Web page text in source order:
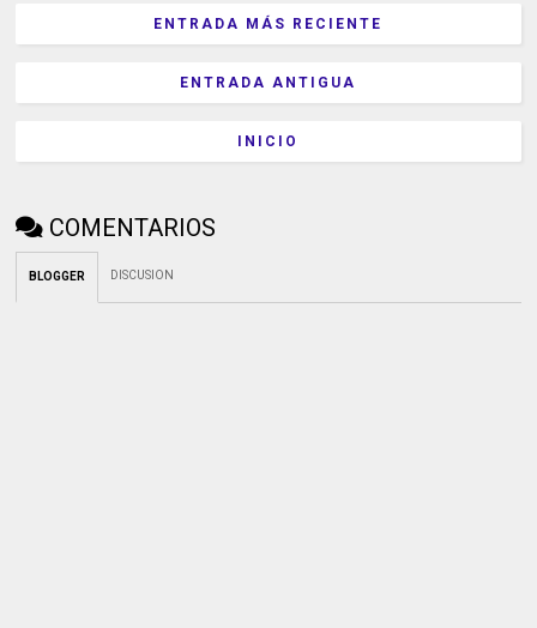
ENTRADA MÁS RECIENTE
ENTRADA ANTIGUA
INICIO
COMENTARIOS
BLOGGER DISCUSION